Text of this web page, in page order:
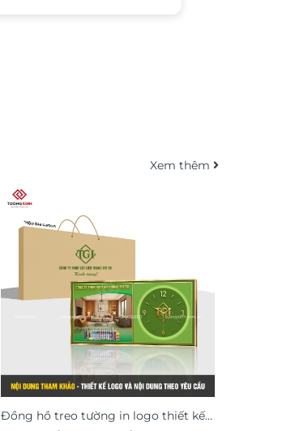
Xem thêm
Đồng hồ treo tường in logo thiết kế